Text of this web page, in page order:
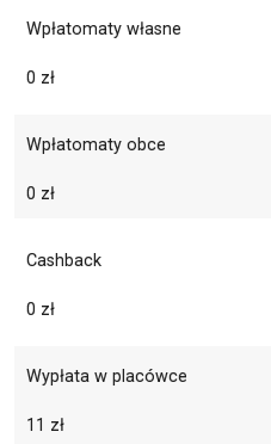
Wpłatomaty własne
0 zł
Wpłatomaty obce
0 zł
Cashback
0 zł
Wypłata w placówce
11 zł